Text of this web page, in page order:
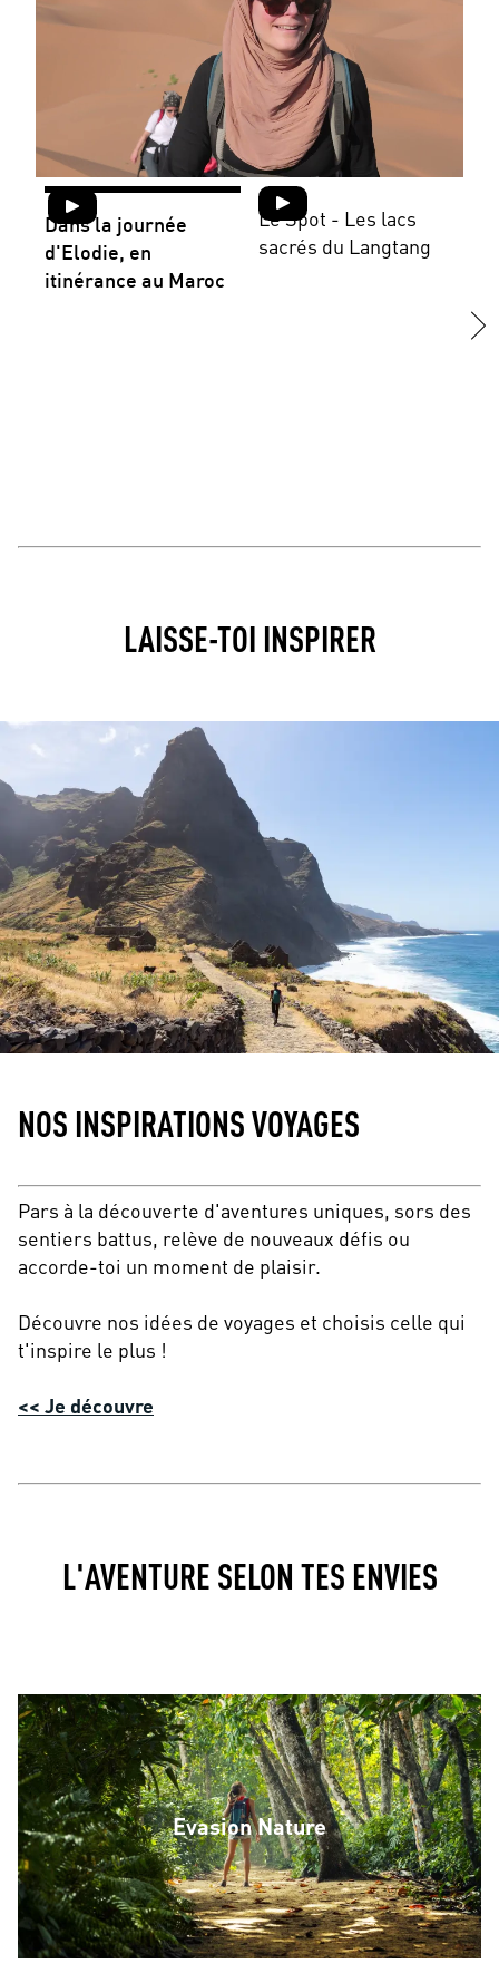
Dans la journée
d'Elodie, en
itinérance au Maroc
Le Spot - Les lacs
sacrés du Langtang
LAISSE-TOI INSPIRER
NOS INSPIRATIONS VOYAGES
Pars à la découverte d'aventures uniques, sors des
sentiers battus, relève de nouveaux défis ou
accorde-toi un moment de plaisir.
Découvre nos idées de voyages et choisis celle qui
t'inspire le plus !
<< Je découvre
L'AVENTURE SELON TES ENVIES
Evasion Nature